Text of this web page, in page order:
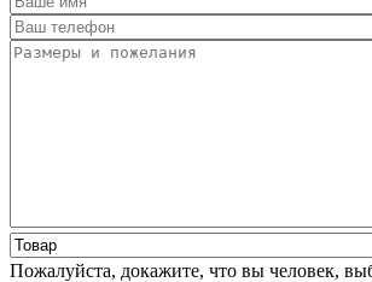
Пожалуйста, докажите, что вы человек,